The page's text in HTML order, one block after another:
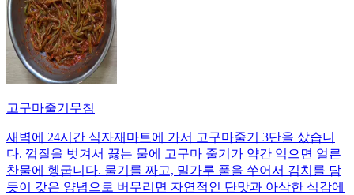
고구마줄기무침
새벽에 24시간 식자재마트에 가서 고구마줄기 3단을 샀습니
다. 껍질을 벗겨서 끓는 물에 고구마 줄기가 약간 익으면 얼른
찬물에 헹굽니다. 물기를 짜고, 밀가루 풀을 쑤어서 김치를 담
듯이 갖은 양념으로 버무리면 자연적인 단맛과 아삭한 식감에